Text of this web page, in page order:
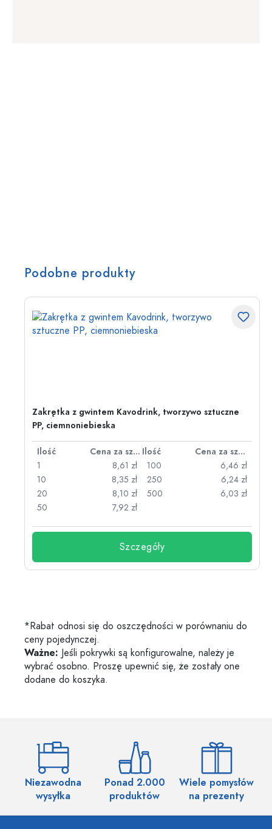
Podobne produkty
Zakrętka z gwintem Kavodrink, tworzywo sztuczne
PP, ciemnoniebieska
Ilość Cena za sztukę Ilość
Cena za sztukę
1
8,61 zł
10
8,35 zł
20
8,10 zł
50
7,92 zł
100
6,46 zł
250
6,24 zł
500
6,03 zł
Szczegóły
*Rabat odnosi się do oszczędności w porównaniu do
ceny pojedynczej.
Ważne: Jeśli pokrywki są konfigurowalne, należy je
wybrać osobno. Proszę upewnić się, że zostały one
dodane do koszyka.
Niezawodna
wysyłka
Ponad 2.000
produktów
Wiele pomysłów
na prezenty